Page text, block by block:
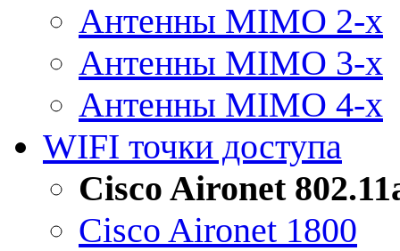
Антенны MIMO 2-x
Антенны MIMO 3-x
Антенны MIMO 4-x
WIFI точки доступа
Cisco Aironet
Cisco Aironet 1800